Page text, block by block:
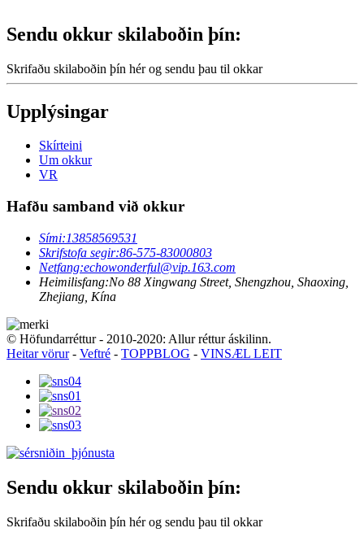
Sendu okkur skilaboðin þín:
Skrifaðu skilaboðin þín hér og sendu þau til okkar
Upplýsingar
Skírteini
Um okkur
VR
Hafðu samband við okkur
Sími:13858569531
Skrifstofa segir:86-575-83000803
Netfang:echowonderful@vip.163.com
Heimilisfang:No 88 Xingwang Street, Shengzhou, Shaoxing,
Zhejiang, Kína
© Höfundarréttur - 2010-2020: Allur réttur áskilinn.
Heitar vörur- Veftré - TOPPBLOG - VINSÆL LEIT
Sendu okkur skilaboðin þín:
Skrifaðu skilaboðin þín hér og sendu þau til okkar